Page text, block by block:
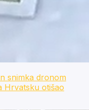
snimka dronom
Hrvatsku otišao